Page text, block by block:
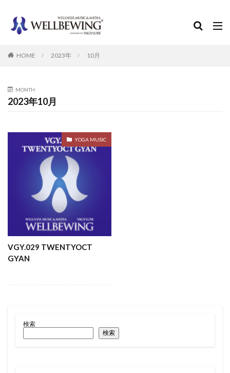
HOME 2023年 10月
MONTH
2023年10月
YOGA MUSIC
VGY.029 TWENTYOCT
GYAN
検索
検索
カテゴリー